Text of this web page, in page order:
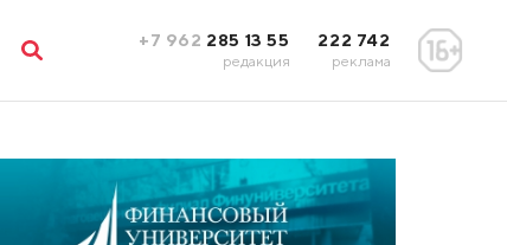
+7 962 285 13 55
редакция
222 742
реклама